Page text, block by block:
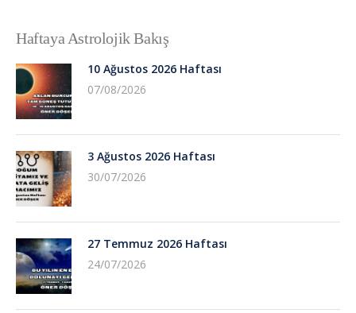
Haftaya Astrolojik Bakış
10 Ağustos 2026 Haftası
07/08/2026
3 Ağustos 2026 Haftası
30/07/2026
27 Temmuz 2026 Haftası
24/07/2026